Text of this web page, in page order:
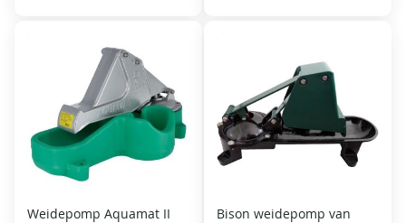
Weidepomp Aquamat II
Bison weidepomp van